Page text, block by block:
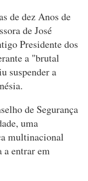
de dez Anos de
de José
Presidente dos
a "brutal
suspender a
de Segurança
uma
multinacional
entrar em